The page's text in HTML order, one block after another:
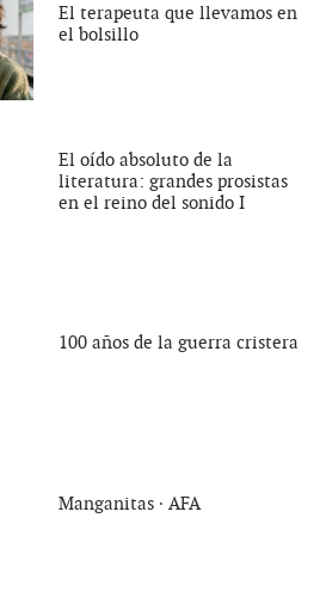
El terapeuta que llevamos en
el bolsillo
El oído absoluto de la
literatura: grandes prosistas
en el reino del sonido I
100 años de la guerra cristera
Manganitas ∙ AFA